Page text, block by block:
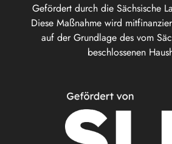
Gefördert durch die Sächsische
Diese Maßnahme wird
auf der Grundlage des vom
beschlossenen